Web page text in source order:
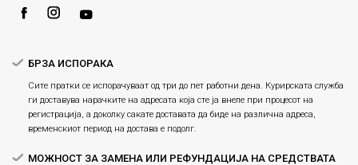
БРЗА ИСПОРАКА
Сите пратки се испорачуваат од три до пет работни дена. Курирската служба
ги доставува нарачките на адресата која сте ја внеле при процесот на
регистрација, а доколку сакате доставата да биде на различна адреса,
временскиот период на достава е подолг.
МОЖНОСТ ЗА ЗАМЕНА ИЛИ РЕФУНДАЦИЈА НА СРЕДСТВАТА